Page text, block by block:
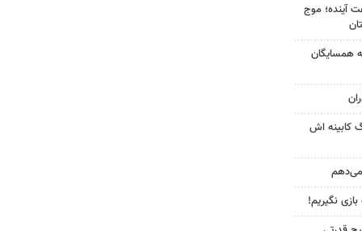
کشور در ۷۲ ساعت آینده؛ موج
همسایگان
کابینه اش
می‌دهم
بازی نگیریم!